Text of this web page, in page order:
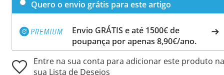
Quero o envio grátis para este artigo
Envio GRÁTIS e até 1500€ de
poupança por apenas 8,90€/ano.
Entre na sua conta para adicionar este produto na
sua Lista de Desejos